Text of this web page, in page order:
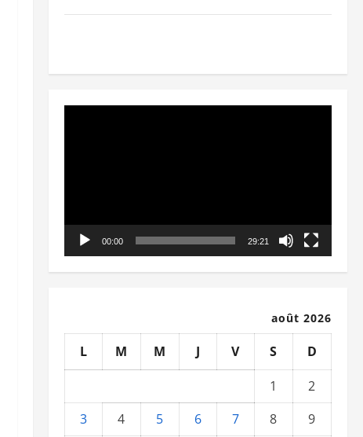
00:00 29:21
août 2026
L M M J V S
D
1
2
3
4 5 6 7 8
9